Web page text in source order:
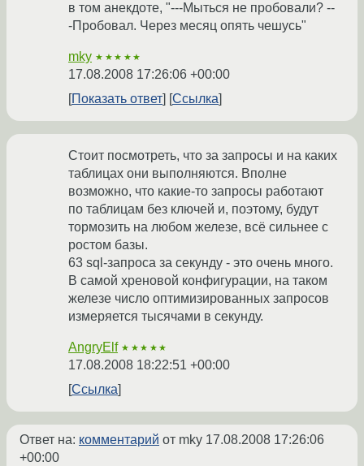
в том анекдоте, "---Мыться не пробовали? --
-Пробовал. Через месяц опять чешусь"
mky ★★★★★
17.08.2008 17:26:06 +00:00
Показать ответ
Ссылка
Стоит посмотреть, что за запросы и на каких
таблицах они выполняются. Вполне
возможно, что какие-то запросы работают
по таблицам без ключей и, поэтому, будут
тормозить на любом железе, всё сильнее с
ростом базы.
63 sql-запроса за секунду - это очень много.
В самой хреновой конфигурации, на таком
железе число оптимизированных запросов
измеряется тысячами в секунду.
AngryElf ★★★★★
17.08.2008 18:22:51 +00:00
Ссылка
Ответ на: комментарий от mky 17.08.2008 17:26:06
+00:00